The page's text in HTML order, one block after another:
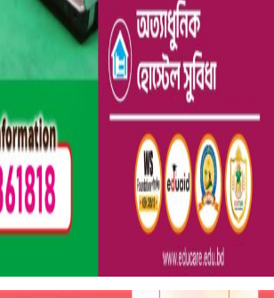
গুঞ্জন